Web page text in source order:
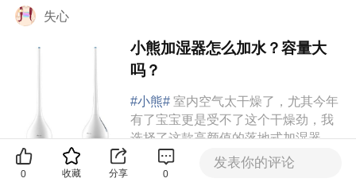
失心
小熊加湿器怎么加水？容量大
吗？
#小熊# 室内空气太干燥了，尤其今年
有了宝宝更是受不了这个干燥劲，我
选择了这款高颜值的落地式加湿器，
小熊加湿器。这不是一款传统造型的
加湿器，造型非常漂亮，优美的...
2018-07-27 379
0
收藏 分享 0
发表你的评论